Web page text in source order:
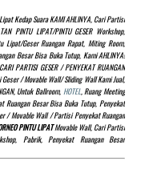
Kedap Suara KAMI AHLINYA, Cari Partisi
PINTU LIPAT/PINTU GESER Workshop,
Geser Ruangan Rapat, Miting Room,
Besar Bisa Buka Tutup, Kami AHLINYA!
PARTISI GESER / PENYEKAT RUANGAN
/ Movable Wall/ Sliding Wall Kami Jual,
Untuk Ballroom, HOTEL, Ruang Meeting
Ruangan Besar Bisa Buka Tutup, Penyekat
/ Movable Wall / Partisi Penyekat Ruangan
PINTU LIPATMovable Wall, Cari Partisi
Pabrik, Penyekat Ruangan Besar